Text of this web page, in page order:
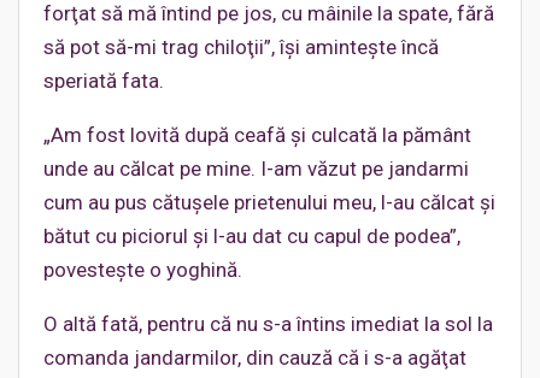
forţat să mă întind pe jos, cu mâinile la spate, fără
să pot să-mi trag chiloţii”, îşi aminteşte încă
speriată fata.
„Am fost lovită după ceafă şi culcată la pământ
unde au călcat pe mine. I-am văzut pe jandarmi
cum au pus cătuşele prietenului meu, l-au călcat şi
bătut cu piciorul şi l-au dat cu capul de podea”,
povesteşte o yoghină.
O altă fată, pentru că nu s-a întins imediat la sol la
comanda jandarmilor, din cauză că i s-a agăţat